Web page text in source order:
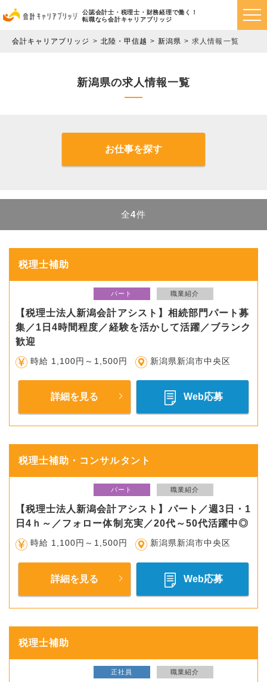
公認会計士・税理士・財務経理で働く！
転職なら会計キャリアブリッジ
会計キャリアブリッジ 北陸・甲信越 新潟県 求人情報一覧
新潟県の求人情報一覧
お仕事を探す
全4件
税理士補助
パート 職業紹介
【税理士法人新潟会計アシスト】相続部門パート募
集／1日4時間程度／経験を活かして活躍／ブランク
歓迎
時給 1,100円～1,500円 新潟県新潟市中央区
詳細を見る Web応募
税理士補助・コンサルタント
パート 職業紹介
【税理士法人新潟会計アシスト】パート／週3日・1
日4ｈ～／フォロー体制充実／20代～50代活躍中◎
時給 1,100円～1,500円 新潟県新潟市中央区
詳細を見る Web応募
税理士補助
正社員 職業紹介